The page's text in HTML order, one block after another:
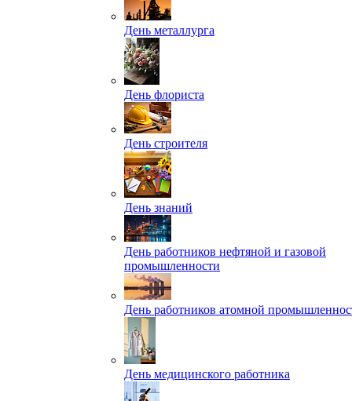
День металлурга
День флориста
День строителя
День знаний
День работников нефтяной и газовой
промышленности
День работников атомной
День медицинского работника